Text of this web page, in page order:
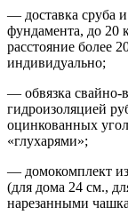
— доставка сруба
фундамента, до 20
расстояние более
индивидуально;
— обвязка свайно-
гидроизоляцией
оцинкованных
«глухарями»;
— домокомплект
(для дома 24 см.,
нарезанными